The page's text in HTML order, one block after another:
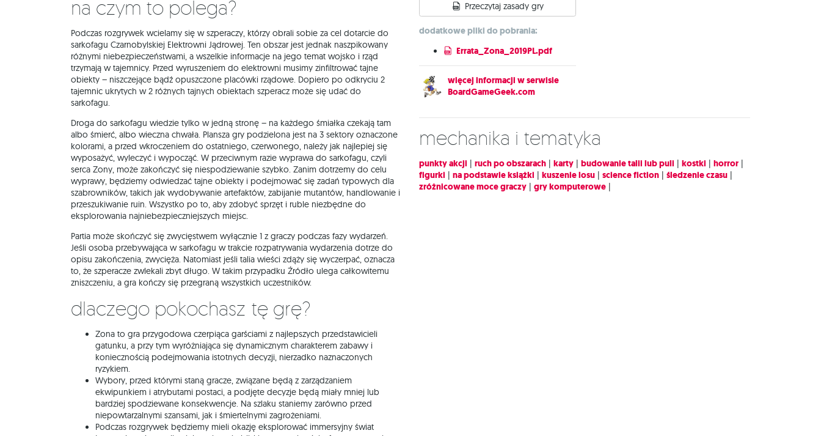
Na czym to polega?
Podczas rozgrywek wcielamy się w szperaczy, którzy obrali sobie za cel dotarcie do
sarkofagu Czarnobylskiej Elektrowni Jądrowej. Ten obszar jest jednak naszpikowany
różnymi niebezpieczeństwami, a wszelkie informacje na jego temat wojsko i rząd
trzymają w tajemnicy. Przed wyruszeniem do elektrowni musimy zinfiltrować tajne
obiekty – niszczejące bądź opuszczone placówki rządowe. Dopiero po odkryciu 2
tajemnic ukrytych w 2 różnych tajnych obiektach szperacz może się udać do
sarkofagu.
Droga do sarkofagu wiedzie tylko w jedną stronę – na każdego śmiałka czekają tam
albo śmierć, albo wieczna chwała. Plansza gry podzielona jest na 3 sektory oznaczone
kolorami, a przed wkroczeniem do ostatniego, czerwonego, należy jak najlepiej się
wyposażyć, wyleczyć i wypocząć. W przeciwnym razie wyprawa do sarkofagu, czyli
serca Zony, może zakończyć się niespodziewanie szybko. Zanim dotrzemy do celu
wyprawy, będziemy odwiedzać tajne obiekty i podejmować się zadań typowych dla
szabrowników, takich jak wydobywanie artefaktów, zabijanie mutantów, handlowanie i
przeszukiwanie ruin. Wszystko po to, aby zdobyć sprzęt i ruble niezbędne do
eksplorowania najniebezpieczniejszych miejsc.
Partia może skończyć się zwycięstwem wyłącznie 1 z graczy podczas fazy wydarzeń.
Jeśli osoba przebywająca w sarkofagu w trakcie rozpatrywania wydarzenia dotrze do
opisu zakończenia, zwycięża. Natomiast jeśli talia wieści zdąży się wyczerpać, oznacza
to, że szperacze zwlekali zbyt długo. W takim przypadku Źródło ulega całkowitemu
zniszczeniu, a gra kończy się przegraną wszystkich uczestników.
Dlaczego pokochasz tę grę?
Zona to gra przygodowa czerpiąca garściami z najlepszych przedstawicieli
gatunku, a przy tym wyróżniająca się dynamicznym charakterem zabawy i
koniecznością podejmowania istotnych decyzji, nierzadko naznaczonych
ryzykiem.
Wybory, przed którymi staną gracze, związane będą z zarządzaniem
ekwipunkiem i atrybutami postaci, a podjęte decyzje będą miały mniej lub
bardziej spodziewane konsekwencje. Na szlaku staniemy zarówno przed
niepowtarzalnymi szansami, jak i śmiertelnymi zagrożeniami.
Podczas rozgrywek będziemy mieli okazję eksplorować immersyjny świat
Przeczytaj zasady gry
dodatkowe pliki do pobrania:
Errata_Zona_2019PL.pdf
więcej informacji w serwisie
BoardGameGeek.com
Mechanika i tematyka
punkty akcji | ruch po obszarach | karty | budowanie talii lub puli | kostki | horror |
figurki | na podstawie książki | kuszenie losu | science fiction | śledzenie czasu |
zróżnicowane moce graczy | gry komputerowe |